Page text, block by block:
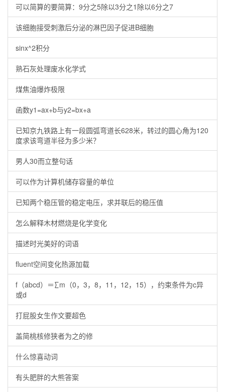
可以简算的要简算：9分之5除以3分之1除以6分之7
该细胞接受刺激后分泌的淋巴因子促进B细胞
sinx^2积分
熟石灰处理废水化学式
煤焦油爆炸极限
函数y1=ax+b与y2=bx+a
已知京九铁路上有一段圆弧弯道长628米，转过的圆心角为120
度求该弯道半径为多少米？
男人30而立整句话
可以作为计算机储存容量的单位
已知两个稳压管的稳定电压，求并联后的稳压值
怎么解释木材燃烧是化学变化
描述时光美好的词语
fluent空间变化热源加载
f（abcd）＝∑m（0，3，8，11，12，15），约束条件为c异
或d
打屁股女生作文要超色
盖简桃核修狭者为之的修
什么惊喜动词
有头肥胖的大熊答案